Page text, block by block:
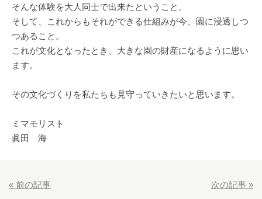
そんな体験を大人同士で出来たということ。
そして、これからもそれができる仕組みが今、園に浸透しつ
つあること。
これが文化となったとき、大きな園の財産になるように思い
ます。
その文化づくりを私たちも見守っていきたいと思います。
ミマモリスト
眞田 海
« 前の記事 次の記事 »